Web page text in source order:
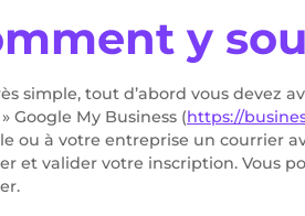
y
simple, tout d’abord vous devez
Google My Business (https://
ou à votre entreprise un courrier
et valider votre inscription. Vous